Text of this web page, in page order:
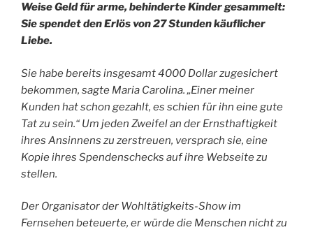
Weise Geld für arme, behinderte Kinder gesammelt:
Sie spendet den Erlös von 27 Stunden käuflicher
Liebe.
Sie habe bereits insgesamt 4000 Dollar zugesichert
bekommen, sagte Maria Carolina. „Einer meiner
Kunden hat schon gezahlt, es schien für ihn eine gute
Tat zu sein.“ Um jeden Zweifel an der Ernsthaftigkeit
ihres Ansinnens zu zerstreuen, versprach sie, eine
Kopie ihres Spendenschecks auf ihre Webseite zu
stellen.
Der Organisator der Wohltätigkeits-Show im
Fernsehen beteuerte, er würde die Menschen nicht zu